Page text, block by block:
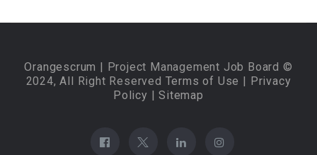
Orangescrum | Project Management Job Board ©
2024, All Right Reserved Terms of Use | Privacy
Policy |Sitemap